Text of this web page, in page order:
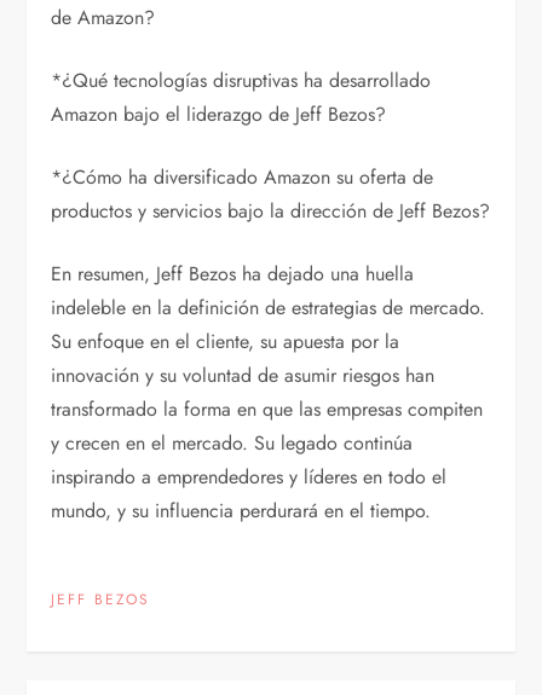
de Amazon?
*¿Qué tecnologías disruptivas ha desarrollado
Amazon bajo el liderazgo de Jeff Bezos?
*¿Cómo ha diversificado Amazon su oferta de
productos y servicios bajo la dirección de Jeff Bezos?
En resumen, Jeff Bezos ha dejado una huella
indeleble en la definición de estrategias de mercado.
Su enfoque en el cliente, su apuesta por la
innovación y su voluntad de asumir riesgos han
transformado la forma en que las empresas compiten
y crecen en el mercado. Su legado continúa
inspirando a emprendedores y líderes en todo el
mundo, y su influencia perdurará en el tiempo.
JEFF BEZOS